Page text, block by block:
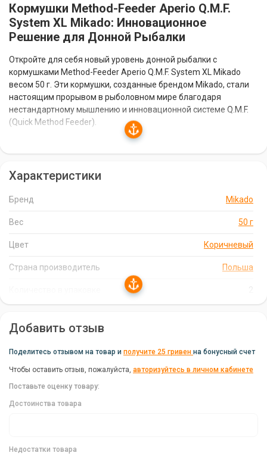
Кормушки Method-Feeder Aperio Q.M.F.
System XL Mikado: Инновационное
Решение для Донной Рыбалки
Откройте для себя новый уровень донной рыбалки с
кормушками Method-Feeder Aperio Q.M.F. System XL Mikado
весом 50 г. Эти кормушки, созданные брендом Mikado, стали
настоящим прорывом в рыболовном мире благодаря
нестандартному мышлению и инновационной системе Q.M.F.
(Quick Method Feeder).
Особенности и Преимущества
Инновационная Система Q.M.F.:
ребристому стержню.
Удобный Соединитель:
50 г для оптимального заброса и
эффективной рыбалки.
Конусный ребристый стержень
обеспечивает стабильное крепление кормушки.
размещения прикормки.
Прочность и Долговечность:Изготовлены из
Комплектация
Характеристики
Бренд Mikado
Вес 50 г
Цвет Коричневый
Страна производитель Польша
Добавить отзыв
Поделитесь отзывом на товар и получите 25 гривен на бонусный счет
Чтобы оставить отзыв, пожалуйста, авторизуйтесь в личном кабинете
Поставьте оценку товару:
Достоинства товара
Недостатки товара